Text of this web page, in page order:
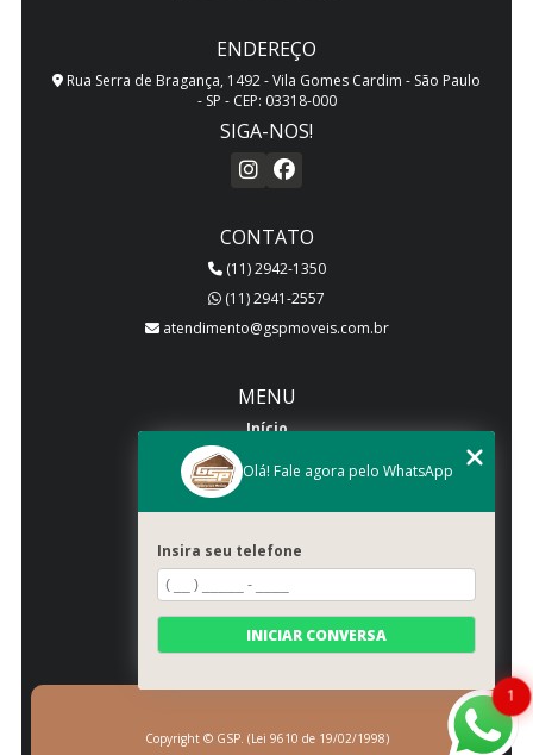
ENDEREÇO
Rua Serra de Bragança, 1492 - Vila Gomes Cardim - São Paulo
- SP - CEP: 03318-000
SIGA-NOS!
CONTATO
(11) 2942-1350
(11) 2941-2557
atendimento@gspmoveis.com.br
MENU
Início
Quem somos
Galeria
Categorias
Contato
Mapa do site
Copyright © GSP. (Lei 9610 de 19/02/1998)
1
Olá! Fale agora pelo WhatsApp
Insira seu telefone
INICIAR CONVERSA